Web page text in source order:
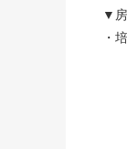
▼
・